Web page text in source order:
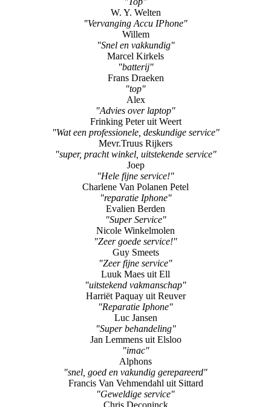
W. Y. Welten
"Vervanging Accu IPhone"
Willem
"Snel en vakkundig"
Marcel Kirkels
"batterij"
Frans Draeken
"top"
Alex
"Advies over laptop"
Frinking Peter uit Weert
"Wat een professionele, deskundige service"
Mevr.Truus Rijkers
"super, pracht winkel, uitstekende service"
Joep
"Hele fijne service!"
Charlene Van Polanen Petel
"reparatie Iphone"
Evalien Berden
"Super Service"
Nicole Winkelmolen
"Zeer goede service!"
Guy Smeets
"Zeer fijne service"
Luuk Maes uit Ell
"uitstekend vakmanschap"
Harriët Paquay uit Reuver
"Reparatie Iphone"
Luc Jansen
"Super behandeling"
Jan Lemmens uit Elsloo
"imac"
Alphons
"snel, goed en vakundig gerepareerd"
Francis Van Vehmendahl uit Sittard
"Geweldige service"
Chris Deconinck